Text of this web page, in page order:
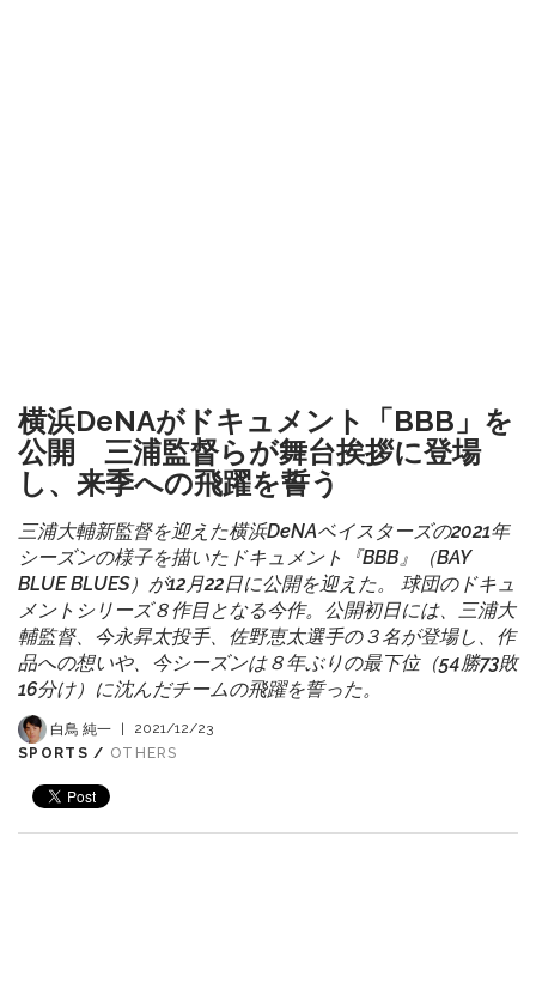
横浜DeNAがドキュメント「BBB」を
公開 三浦監督らが舞台挨拶に登場
し、来季への飛躍を誓う
三浦大輔新監督を迎えた横浜DeNAベイスターズの2021年
シーズンの様子を描いたドキュメント『BBB』（BAY
BLUE BLUES）が12月22日に公開を迎えた。 球団のドキュ
メントシリーズ８作目となる今作。公開初日には、三浦大
輔監督、今永昇太投手、佐野恵太選手の３名が登場し、作
品への想いや、今シーズンは８年ぶりの最下位（54勝73敗
16分け）に沈んだチームの飛躍を誓った。
白鳥 純一 |
2021/12/23
SPORTS / OTHERS